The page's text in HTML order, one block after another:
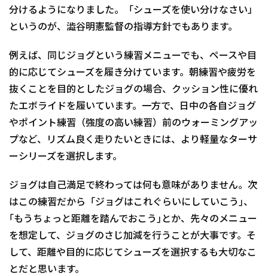
分けるようになりました。「シューズを使い分けなさい」
というのが、澁谷明憲監督の指導方針でもあります。
例えば、同じジョグという練習メニューでも、ペースや目
的に応じてシューズを履き分けています。朝練習や疲労を
抜くことを目的としたジョグの場合、クッション性に優れ
たエボライドを履いています。一方で、日中の各自ジョグ
やポイント練習（強度の高い練習）前のウォーミングアッ
プなど、リズム良く走りたいときには、より軽量なターサ
ーシリーズを選択します。
ジョグは自己満足で終わっては何も意味がありません。次
はこの練習だから「ジョグはこれぐらいにしていこう｣、
｢もうちょっと距離を踏んでおこう｣とか、先々のメニュー
を想定して、ジョグのさじ加減を行うことが大事です。そ
して、距離や目的に応じてシューズを選択するも大切なこ
とだと思います。